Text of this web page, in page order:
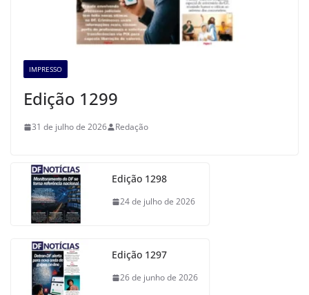
IMPRESSO
Edição 1299
31 de julho de 2026 Redação
Edição 1298
24 de julho de 2026
Edição 1297
26 de junho de 2026